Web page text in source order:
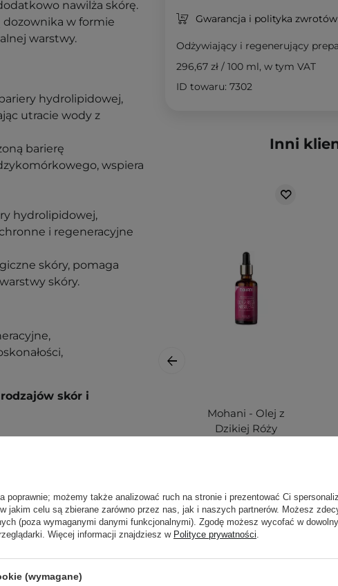
nawilża skórę.
dozownika w formie
warstwy.
hydrolipidowej,
utracie wody z
barierę
wspiera
hydrolipidowej,
i regeneracyjne
skóry, pomaga
skóry.
skór i
oczyszczoną skórę
okrężnymi ruchami
wieczorem.
Gwarancja i polityka zwrotów
Odżywiający i regenerujący
296,67 zł / 100 ml, w tym VAT
ID towaru: 7302
Inni
Mohani - Olej z
Dzikiej Róży
59,90 zł
poprawnie; możemy także analizować ruch na stronie i prezentować Ci
jakim celu są zbierane zarówno przez nas, jak i naszych partnerów. Możesz
(poza wymaganymi danymi funkcjonalnymi). Zgodę możesz wycofać w
Więcej informacji znajdziesz w Polityce prywatności.
(wymagane)